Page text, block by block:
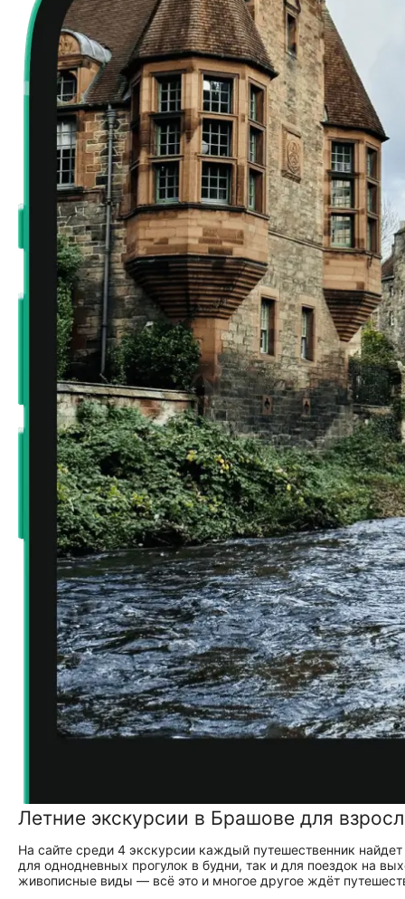
Летние экскурсии в Брашове для
На сайте среди 4 экскурсии каждый путешественник
для однодневных прогулок в будни, так и для поездок на
живописные виды — всё это и многое другое ждёт